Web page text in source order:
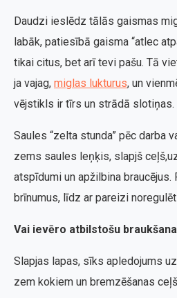
Daudzi ieslēdz tālās gaismas
labāk, patiesībā gaisma “atlec
tikai citus, bet arī tevi pašu. Tā
ja vajag, miglas lukturus, un
vējstikls ir tīrs un strādā slotiņas.
Saules “zelta stunda” pēc darba
zems saules leņķis, slapjš
atspīdumi un apžilbina
brīnumus, līdz ar pareizi
Vai ievēro atbilstošu
Slapjas lapas, sīks apledojums
zem kokiem un bremzēšanas